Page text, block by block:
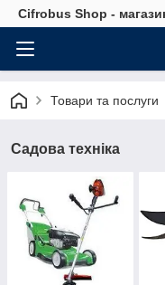
Cifrobus Shop -
Товари та послуги
Садова техніка